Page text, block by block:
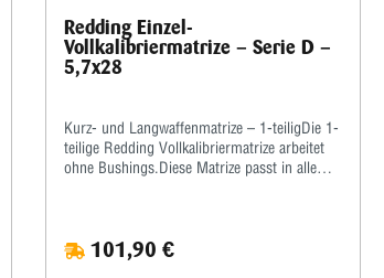
Redding Einzel-
Vollkalibriermatrize – Serie D –
5,7x28
Kurz- und Langwaffenmatrize – 1-teiligDie 1-
teilige Redding Vollkalibriermatrize arbeitet
ohne Bushings.Diese Matrize passt in alle
werden!Wir empfehlen, auch den Hülsenhals
innen leicht mit einem guten, wasserlöslichen
101,90 €